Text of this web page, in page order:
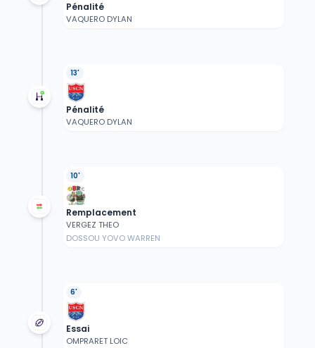
Pénalité
VAQUERO DYLAN
13'
Pénalité
VAQUERO DYLAN
10'
Remplacement
VERGEZ THEO
DOSSOU YOVO WARREN
6'
Essai
OMPRARET LOIC